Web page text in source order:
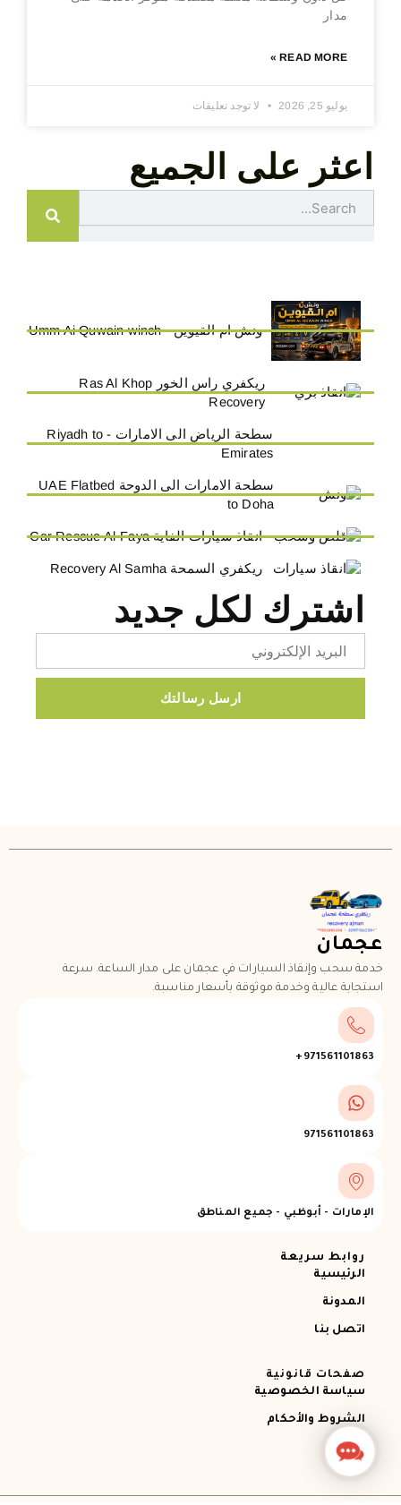
مدار
READ MORE »
يوليو 25, 2026 لا توجد تعليقات
اعثر على الجميع
ونش ام القيوين - Umm Ai Quwain winch
ريكفري راس الخور Ras Al Khop
Recovery
سطحة الرياض الى الامارات - Riyadh to
Emirates
سطحة الامارات الى الدوحة UAE Flatbed
to Doha
انقاذ سيارات الفاية Car Rescue Al-Faya
ريكفري السمحة Recovery Al Samha
اشترك لكل جديد
ارسل رسالتك
عجمان
خدمة سحب وإنقاذ السيارات في عجمان على مدار الساعة. سرعة
استجابة عالية وخدمة موثوقة بأسعار مناسبة.
971561101863+
971561101863
الإمارات - أبوظبي - جميع المناطق
روابط سريعة
الرئيسية
المدونة
اتصل بنا
صفحات قانونية
سياسة الخصوصية
الشروط والأحكام
Contact
Us